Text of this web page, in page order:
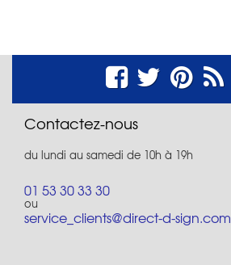
Contactez-nous
du lundi au samedi de 10h à 19h
01 53 30 33 30
ou
service_clients@direct-d-sign.com